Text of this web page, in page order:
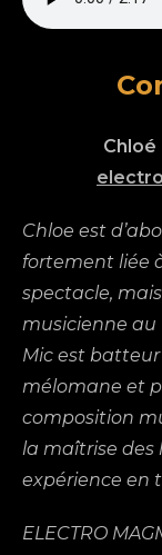
Chloé
Chloe est
fortement liée
spectacle,
musicienne au
Mic est
mélomane et
composition
la maîtrise des
expérience en
ELECTRO